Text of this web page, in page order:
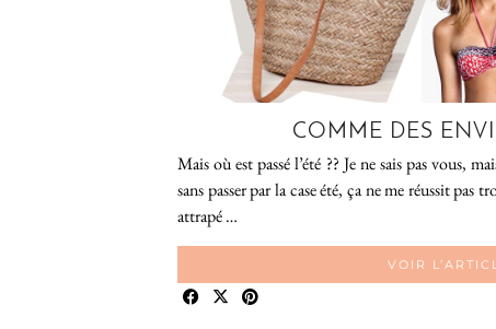
COMME DES
Mais où est passé l’été ?? Je ne sais pas vous,
sans passer par la case été, ça ne me réussit pas
attrapé …
VOIR